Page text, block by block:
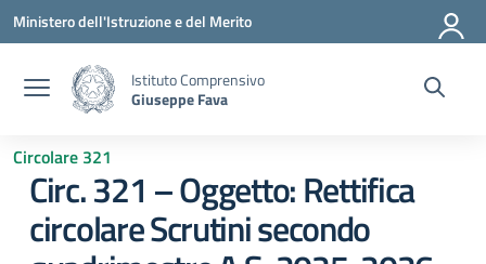
Vai ai contenuti
Vai al menu di navigazione
Vai al footer
Ministero dell'Istruzione e del Merito
Istituto Comprensivo
Giuseppe Fava
Circolare 321
Circ. 321 – Oggetto: Rettifica
circolare Scrutini secondo